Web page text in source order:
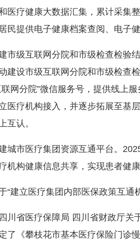
医疗健康大数据汇集，累计采集
民提供电子健康档案查阅、电子
级互联网分院和市级检查检验结
建设市级互联网分院和市级检查
联网分院”微信服务号，提供线上
医疗机构接入，并逐步拓展至基
互认。
市医疗集团资源互通平台。2025
机构健康信息共享，实现患者健
立医疗集团内部医保政策互通
省医疗保障局 四川省财政厅关
了《攀枝花市基本医疗保险门诊